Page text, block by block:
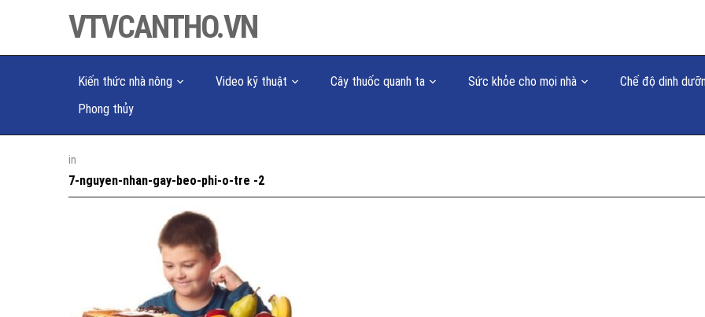
VTVCANTHO.VN
Kiến thức nhà nông Video kỹ thuật Cây thuốc quanh ta Sức khỏe cho mọi nhà
Chế độ dinh
Phong thủy
in
7-nguyen-nhan-gay-beo-phi-o-tre -2